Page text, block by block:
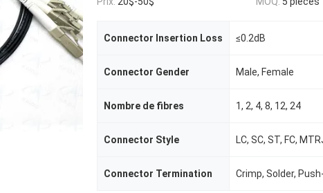
Connector Insertion Loss ≤0.2dB
Connector Gender Male, Female
Nombre de fibres 1, 2, 4, 8, 12, 24
Connector Style
Connector Termination Crimp, Solder, Push-